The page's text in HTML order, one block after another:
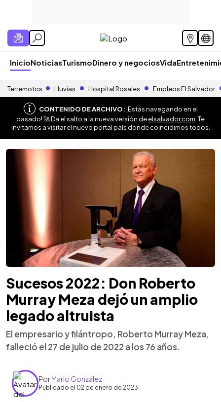
InicioNoticiasTurismoDinero y negociosVida
Terremotos Lluvias Hospital Rosales Empleos El Salvador
CONTENIDO DE ARCHIVO:¡Estás navegando en el
pasado! 🚀 Da el salto a la nueva versión deelsalvador.com . Te
invitamos a visitar el nuevo portal país donde coincidimos todos.
Sucesos 2022: Don Roberto
Murray Meza dejó un amplio
legado altruista
El empresario y filántropo, Roberto Murray Meza,
falleció el 27 de julio de 2022 a los 76 años.
PorMario González
Publicado el 02 de enero de 2023